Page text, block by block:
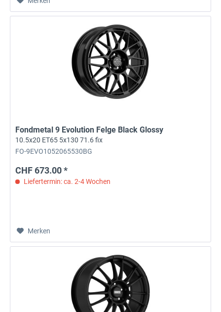
Fondmetal 9 Evolution Felge Black Glossy
10.5x20 ET65 5x130 71.6 fix
FO-9EVO1052065530BG
CHF 673.00 *
Liefertermin: ca. 2-4 Wochen
Merken